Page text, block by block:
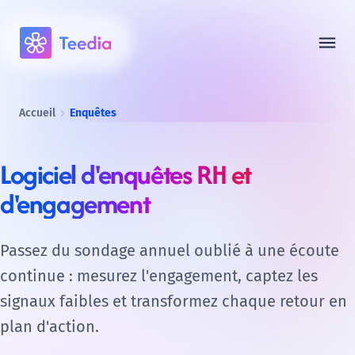
menu
Accueil Enquêtes
Logiciel d'enquêtes RH et
d'engagement
Passez du sondage annuel oublié à une écoute
continue : mesurez l'engagement, captez les
signaux faibles et transformez chaque retour en
plan d'action.